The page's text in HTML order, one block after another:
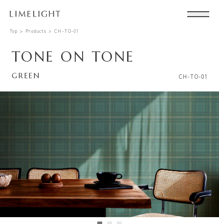
Top Products CH-TO-01
TONE ON TONE
GREEN CH-TO-01